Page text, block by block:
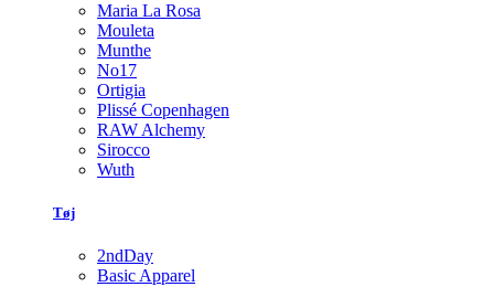
Maria La Rosa
Mouleta
Munthe
No17
Ortigia
Plissé Copenhagen
RAW Alchemy
Sirocco
Wuth
Tøj
2ndDay
Basic Apparel